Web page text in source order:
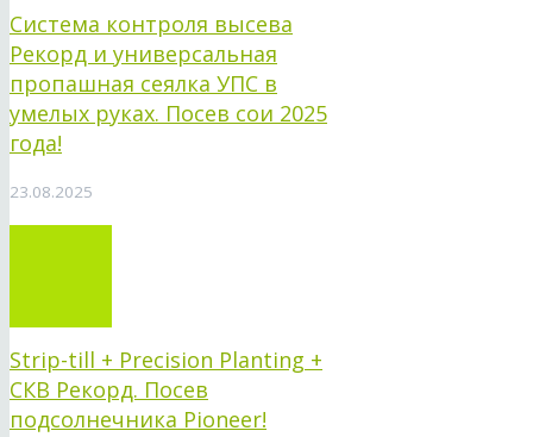
Система контроля высева
Рекорд и универсальная
пропашная сеялка УПС в
умелых руках. Посев сои 2025
года!
23.08.2025
Strip-till + Precision Planting +
СКВ Рекорд. Посев
подсолнечника Pioneer!